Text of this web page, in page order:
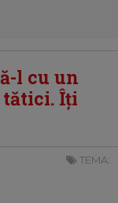
l cu un
tătici. Îți
TEMA: